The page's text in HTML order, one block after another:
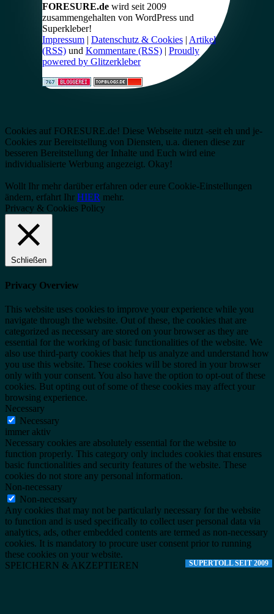
SUPERTOLL SEIT 2009
FORESURE.dewird seit 2009
zusammengehalten von WordPress und
Superkleber!
Impressum| Datenschutz & Cookies| Artikel
(RSS)und Kommentare (RSS)| Proudly
powered by Glitzerkleber
Cookies auf FORESURE.de! Diese Webseite nutzt -seit eh und je-
Cookies zur Bereitstellung von Diensten, u.a. dienen diese zur
besseren Bereitstellung der Inhalte und Euch wird eine
individualisierte Werbung angezeigt. Okay!
Wollt Ihr mehr darüber erfahren oder eure Cookie-Einstellungen
ändern, erfahrt Ihr HIER mehr.
Privacy & Cookies Policy
Schließen
Privacy Overview
This website uses cookies to improve your experience while you
navigate through the website. Out of these, the cookies that are
categorized as necessary are stored on your browser as they are
essential for the working of basic functionalities of the website. We
also use third-party cookies that help us analyze and understand how
you use this website. These cookies will be stored in your browser
only with your consent. You also have the option to opt-out of these
cookies. But opting out of some of these cookies may affect your
browsing experience.
Necessary
Necessary
immer aktiv
Necessary cookies are absolutely essential for the website to
function properly. This category only includes cookies that ensures
basic functionalities and security features of the website. These
cookies do not store any personal information.
Non-necessary
Non-necessary
Any cookies that may not be particularly necessary for the website
to function and is used specifically to collect user personal data via
analytics, ads, other embedded contents are termed as non-necessary
cookies. It is mandatory to procure user consent prior to running
these cookies on your website.
SPEICHERN & AKZEPTIEREN